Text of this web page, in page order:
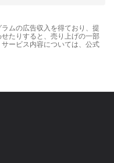
ムの広告収入を得ており、提
たりすると、売り上げの一部
ービス内容については、公式